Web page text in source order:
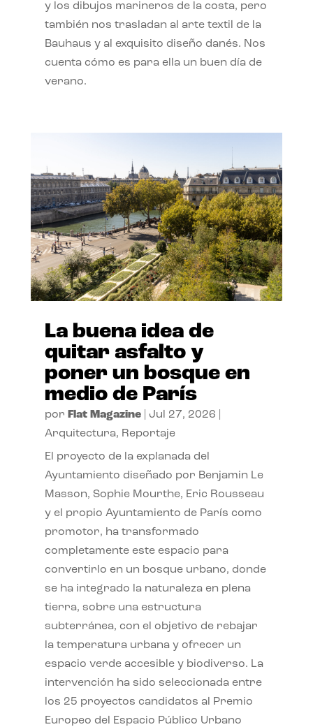
y los dibujos marineros de la costa, pero
también nos trasladan al arte textil de la
Bauhaus y al exquisito diseño danés. Nos
cuenta cómo es para ella un buen día de
verano.
La buena idea de
quitar asfalto y
poner un bosque en
medio de París
por Flat Magazine| Jul 27, 2026
Arquitectura, Reportaje
El proyecto de la explanada del
Ayuntamiento diseñado por Benjamin Le
Masson, Sophie Mourthe, Eric Rousseau
y el propio Ayuntamiento de París como
promotor, ha transformado
completamente este espacio para
convertirlo en un bosque urbano, donde
se ha integrado la naturaleza en plena
tierra, sobre una estructura
subterránea, con el objetivo de rebajar
la temperatura urbana y ofrecer un
espacio verde accesible y biodiverso. La
intervención ha sido seleccionada entre
los 25 proyectos candidatos al Premio
Europeo del Espacio Público Urbano